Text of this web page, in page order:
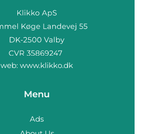
web: www.klikko.dk
Menu
Ads